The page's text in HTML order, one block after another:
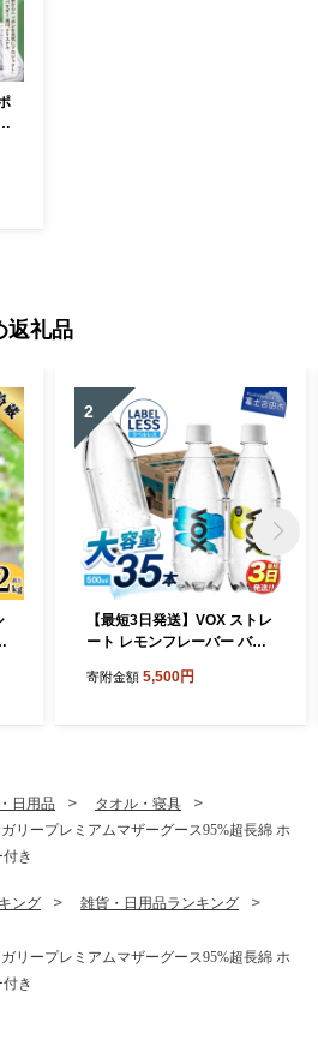
返礼品
2
【最短3日発送】VOX ストレ
ート レモンフレーバー バナ
【富士吉田市限定カートン】
寄附金額 5,500円
日用品
タオル・寝具
リープレミアムマザーグース95%超長綿 ホ
き
ング
雑貨・日用品ランキング
リープレミアムマザーグース95%超長綿 ホ
き